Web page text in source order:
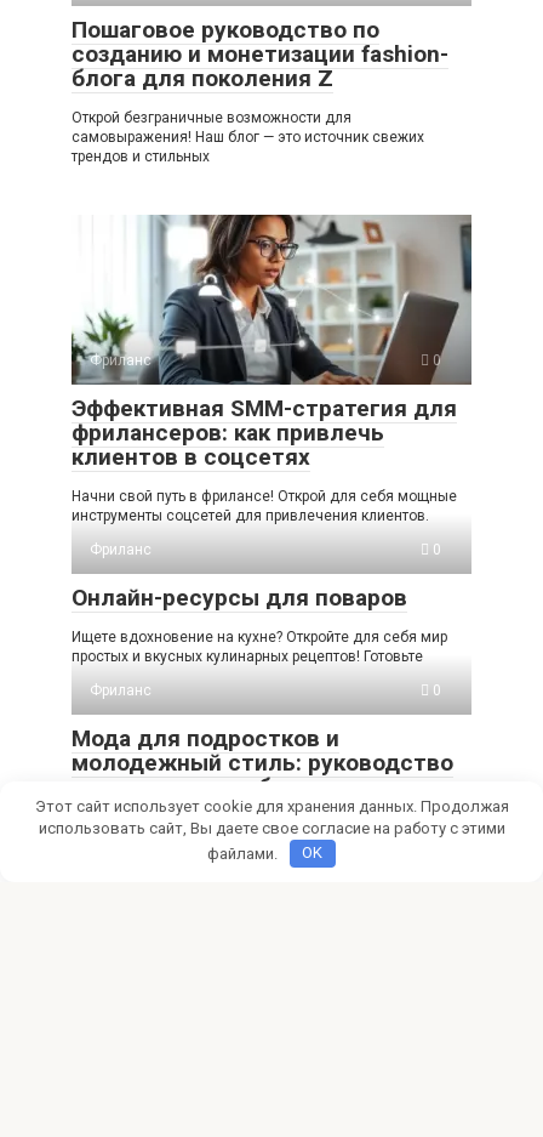
Пошаговое руководство по
созданию и монетизации fashion-
блога для поколения Z
Открой безграничные возможности для
самовыражения! Наш блог — это источник свежих
трендов и стильных
Фриланс 0
Эффективная SMM-стратегия для
фрилансеров: как привлечь
клиентов в соцсетях
Начни свой путь в фрилансе! Открой для себя мощные
инструменты соцсетей для привлечения клиентов.
Фриланс
0
Онлайн-ресурсы для поваров
Ищете вдохновение на кухне? Откройте для себя мир
простых и вкусных кулинарных рецептов! Готовьте
Фриланс
0
Мода для подростков и
молодежный стиль: руководство
по монетизации блога
Мечтаешь о модном блоге и доходе? Узнай, как создать
успешный fashion-блог для подростков, привлечь
Этот сайт использует cookie для хранения данных. Продолжая
использовать сайт, Вы даете свое согласие на работу с этими
файлами.
OK